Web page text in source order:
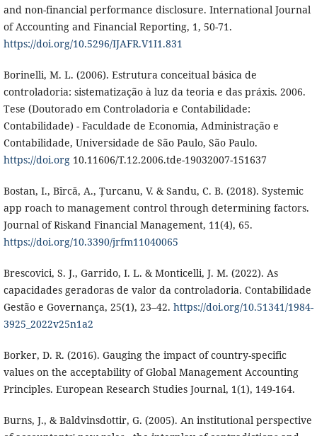
and non-financial performance disclosure. International Journal
of Accounting and Financial Reporting, 1, 50-71.
https://doi.org/10.5296/IJAFR.V1I1.831
Borinelli, M. L. (2006). Estrutura conceitual básica de
controladoria: sistematização à luz da teoria e das práxis. 2006.
Tese (Doutorado em Controladoria e Contabilidade:
Contabilidade) - Faculdade de Economia, Administração e
Contabilidade, Universidade de São Paulo, São Paulo.
https://doi.org10.11606/T.12.2006.tde-19032007-151637
Bostan, I., Bîrcă, A., Țurcanu, V. & Sandu, C. B. (2018). Systemic
app roach to management control through determining factors.
Journal of Riskand Financial Management, 11(4), 65.
https://doi.org/10.3390/jrfm11040065
Brescovici, S. J., Garrido, I. L. & Monticelli, J. M. (2022). As
capacidades geradoras de valor da controladoria. Contabilidade
Gestão e Governança, 25(1), 23–42. https://doi.org/10.51341/1984-
3925_2022v25n1a2
Borker, D. R. (2016). Gauging the impact of country-specific
values on the acceptability of Global Management Accounting
Principles. European Research Studies Journal, 1(1), 149-164.
Burns, J., & Baldvinsdottir, G. (2005). An institutional perspective